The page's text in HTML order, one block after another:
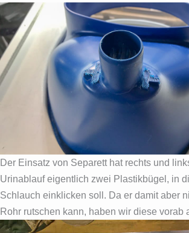
Der Einsatz von Separett hat rechts und
Urinablauf eigentlich zwei Plastikbügel, in
Schlauch einklicken soll. Da er damit aber
Rohr rutschen kann, haben wir diese vorab